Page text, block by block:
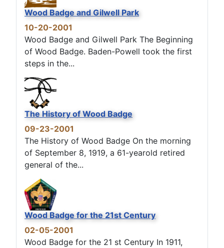
Wood Badge and Gilwell Park
10-20-2001
Wood Badge and Gilwell Park The Beginning
of Wood Badge. Baden-Powell took the first
steps in the...
The History of Wood Badge
09-23-2001
The History of Wood Badge On the morning
of September 8, 1919, a 61-yearold retired
general of the...
Wood Badge for the 21st Century
02-05-2001
Wood Badge for the 21 st Century In 1911,